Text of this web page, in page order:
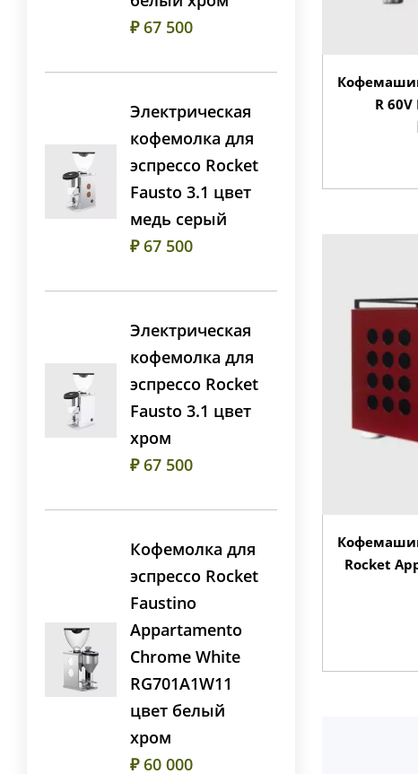
₽ 67 500
Электрическая
кофемолка для
эспрессо Rocket
Fausto 3.1 цвет
медь серый
₽ 67 500
Электрическая
кофемолка для
эспрессо Rocket
Fausto 3.1 цвет
хром
₽ 67 500
Кофемолка для
эспрессо Rocket
Faustino
Appartamento
Chrome White
RG701A1W11
цвет белый
хром
₽ 60 000
R 60V
Rocket